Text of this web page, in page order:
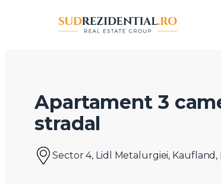
Apartament 3
stradal
Sector 4, Lidl Metalurgiei,